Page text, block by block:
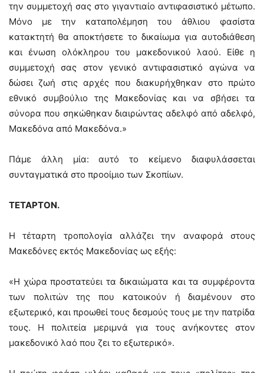
την συμμετοχή σας στο γιγαντιαίο αντιφασιστικό μέτωπο.
Μόνο με την καταπολέμηση του άθλιου φασίστα
κατακτητή θα αποκτήσετε το δικαίωμα για αυτοδιάθεση
και ένωση ολόκληρου του μακεδονικού λαού. Είθε η
συμμετοχή σας στον γενικό αντιφασιστικό αγώνα να
δώσει ζωή στις αρχές που διακυρήχθηκαν στο πρώτο
εθνικό συμβούλιο της Μακεδονίας και να σβήσει τα
σύνορα που σηκώθηκαν διαιρώντας αδελφό από αδελφό,
Μακεδόνα από Μακεδόνα.»
Πάμε άλλη μία: αυτό το κείμενο διαφυλάσσεται
συνταγματικά στο προοίμιο των Σκοπίων.
ΤΕΤΑΡΤΟΝ.
Η τέταρτη τροπολογία αλλάζει την αναφορά στους
Μακεδόνες εκτός Μακεδονίας ως εξής:
«H χώρα προστατεύει τα δικαιώματα και τα συμφέροντα
των πολιτών της που κατοικούν ή διαμένουν στο
εξωτερικό, και προωθεί τους δεσμούς τους με την πατρίδα
τους. Η πολιτεία μεριμνά για τους ανήκοντες στον
μακεδονικό λαό που ζει το εξωτερικό».